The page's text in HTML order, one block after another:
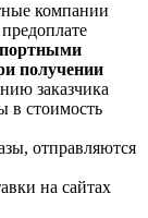
компании
получении
заказчика
в стоимость
отправляются
на сайтах